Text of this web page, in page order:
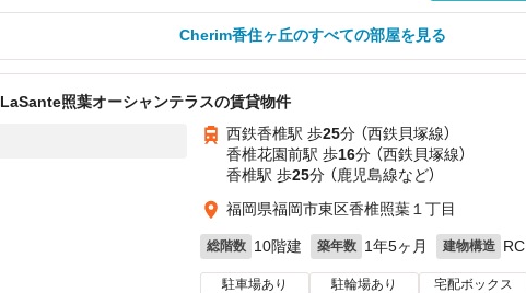
Cherim香住ヶ丘のすべての部屋を見る
LaSante照葉オーシャンテラスの賃貸物件
西鉄香椎駅 歩25分 （西鉄貝塚線）
香椎花園前駅 歩16分 （西鉄貝塚線）
香椎駅 歩25分 （鹿児島線など）
福岡県福岡市東区香椎照葉１丁目
総階数 10階建 築年数 1年5ヶ月 建物構造 RC
駐車場あり 駐輪場あり 宅配ボックス